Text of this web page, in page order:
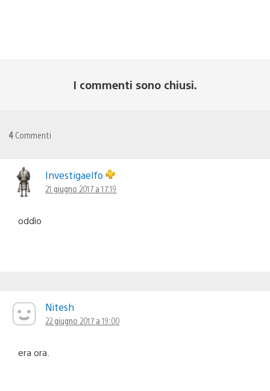
I commenti sono chiusi.
4 Commenti
Investigaelfo
21 giugno 2017 a 17:19
oddìo
Nitesh
22 giugno 2017 a 19:00
era ora.